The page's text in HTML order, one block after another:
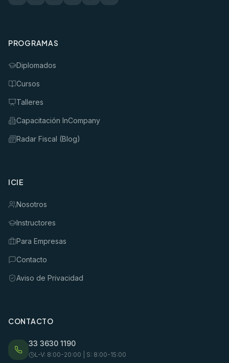
PROGRAMAS
Diplomados
Cursos
Talleres
Capacitación InCompany
Radar Fiscal (Blog)
ICIE
Nosotros
Instructores
Para Empresas
Contacto
Aviso de Privacidad
CONTACTO
33 3630 1190
L-V: 8:00-20:00 | S: 8:00-15:00